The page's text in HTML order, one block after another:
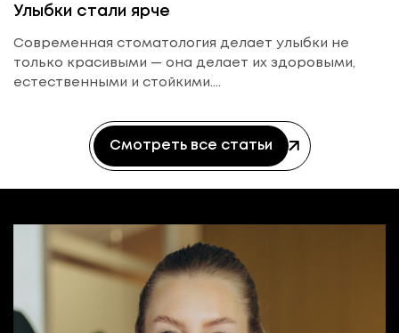
Улыбки стали ярче
Современная стоматология делает улыбки не
только красивыми — она делает их здоровыми,
естественными и стойкими....
Смотреть все статьи